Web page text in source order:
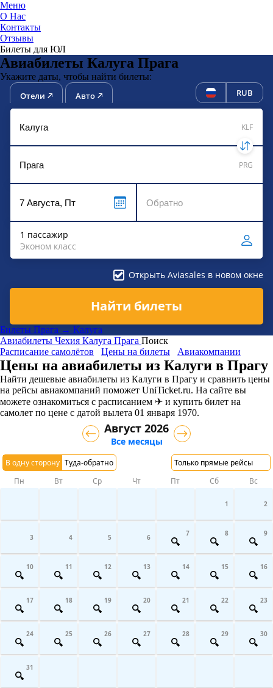
Меню
О Нас
Контакты
Отзывы
Билеты для ЮЛ
Авиабилеты Калуга Прага
Укажите даты, чтобы найти билеты:
Отели Авто RUB
KLF
PRG
1 пассажир
Эконом класс
Открыть Aviasales в новом окне
Найти билеты
Билеты Прага → Калуга
Авиабилеты Чехия Калуга Прага Поиск
Расписание самолётов
Цены на билеты Авиакомпании
Цены на авиабилеты из Калуги в Прагу
Найти дешевые авиабилеты из Калуги в Прагу и сравнить цены
на рейсы авиакомпаний поможет UniTicket.ru. На сайте вы
можете ознакомиться с расписанием ✈ и купить билет на
самолет по цене с датой вылета 01 января 1970.
В одну сторону Туда-обратно Только прямые рейсы
Август 2026
Все месяцы
Пн Вт Ср Чт Пт Сб Вс
1 2
3 4 5 6 7 8 9
10 11 12 13 14 15 16
17 18 19 20 21 22 23
24 25 26 27 28 29 30
31